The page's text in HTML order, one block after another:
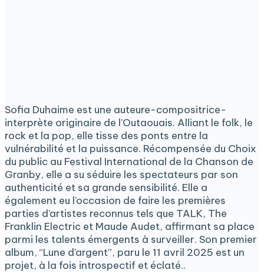
Sofia Duhaime est une auteure-compositrice-
interprète originaire de l’Outaouais. Alliant le folk, le
rock et la pop, elle tisse des ponts entre la
vulnérabilité et la puissance. Récompensée du Choix
du public au Festival International de la Chanson de
Granby, elle a su séduire les spectateurs par son
authenticité et sa grande sensibilité. Elle a
également eu l’occasion de faire les premières
parties d’artistes reconnus tels que TALK, The
Franklin Electric et Maude Audet, affirmant sa place
parmi les talents émergents à surveiller. Son premier
album, “Lune d’argent”, paru le 11 avril 2025 est un
projet, à la fois introspectif et éclaté..